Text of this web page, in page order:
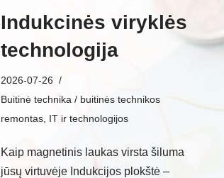
Indukcinės viryklės
technologija
2026-07-26
Buitinė technika / buitinės technikos
remontas IT ir technologijos
Kaip magnetinis laukas virsta šiluma
jūsų virtuvėje Indukcijos plokštė –